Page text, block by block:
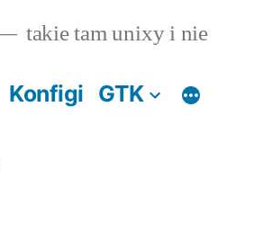
takie tam unixy i nie
Konfigi GTK